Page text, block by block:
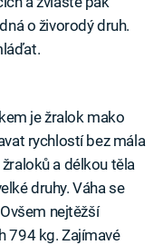
o živorodý druh.
je žralok mako
rychlostí bez mála
a délkou těla
druhy. Váha se
nejtěžší
794 kg. Zajímavé